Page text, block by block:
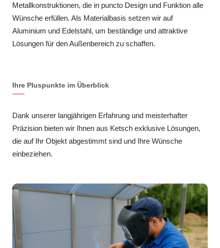
Metallkonstruktionen, die in puncto Design und Funktion alle
Wünsche erfüllen. Als Materialbasis setzen wir auf
Aluminium und Edelstahl, um beständige und attraktive
Lösungen für den Außenbereich zu schaffen.
Ihre Pluspunkte im Überblick
Dank unserer langjährigen Erfahrung und meisterhafter
Präzision bieten wir Ihnen aus Ketsch exklusive Lösungen,
die auf Ihr Objekt abgestimmt sind und Ihre Wünsche
einbeziehen.